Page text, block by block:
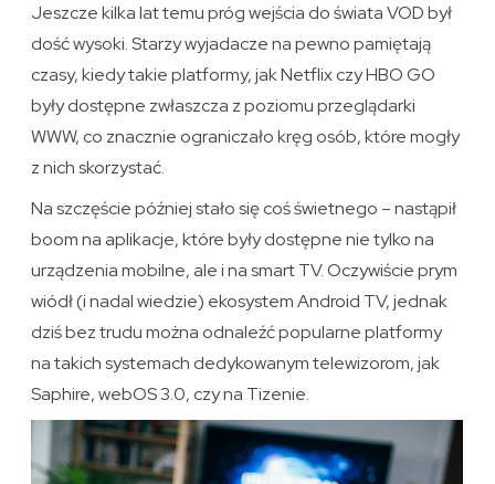
Jeszcze kilka lat temu próg wejścia do świata VOD był
dość wysoki. Starzy wyjadacze na pewno pamiętają
czasy, kiedy takie platformy, jak Netflix czy HBO GO
były dostępne zwłaszcza z poziomu przeglądarki
WWW, co znacznie ograniczało kręg osób, które mogły
z nich skorzystać.
Na szczęście później stało się coś świetnego – nastąpił
boom na aplikacje, które były dostępne nie tylko na
urządzenia mobilne, ale i na smart TV. Oczywiście prym
wiódł (i nadal wiedzie) ekosystem Android TV, jednak
dziś bez trudu można odnaleźć popularne platformy
na takich systemach dedykowanym telewizorom, jak
Saphire, webOS 3.0, czy na Tizenie.